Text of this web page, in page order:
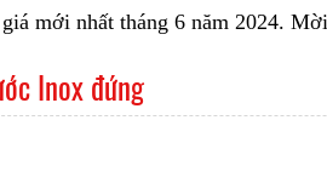
mới nhất tháng 6 năm 2024.
Inox đứng